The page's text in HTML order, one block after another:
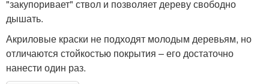
"закупоривает" ствол и позволяет дереву свободно
дышать.
Акриловые краски не подходят молодым деревьям, но
отличаются стойкостью покрытия – его достаточно
нанести один раз.